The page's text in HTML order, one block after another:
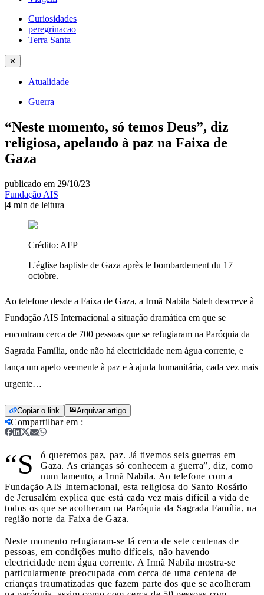
Curiosidades
peregrinacao
Terra Santa
✕
Atualidade
Guerra
“Neste momento, só temos Deus”, diz
religiosa, apelando à paz na Faixa de
Gaza
publicado em 29/10/23|
Fundação AIS
|4 min de leitura
Crédito: AFP
L'église baptiste de Gaza après le bombardement du 17
octobre.
Ao telefone desde a Faixa de Gaza, a Irmã Nabila Saleh descreve à
Fundação AIS Internacional a situação dramática em que se
encontram cerca de 700 pessoas que se refugiaram na Paróquia da
Sagrada Família, onde não há electricidade nem água corrente, e
lança um apelo veemente à paz e à ajuda humanitária, cada vez mais
urgente…
Copiar o link Arquivar artigo
Compartilhar em :
“S
ó queremos paz, paz. Já tivemos seis guerras em
Gaza. As crianças só conhecem a guerra”, diz, como
num lamento, a Irmã Nabila. Ao telefone com a
Fundação AIS Internacional, esta religiosa do Santo Rosário
de Jerusalém explica que está cada vez mais difícil a vida de
todos os que se acolheram na Paróquia da Sagrada Família, na
região norte da Faixa de Gaza.
Neste momento refugiaram-se lá cerca de sete centenas de
pessoas, em condições muito difíceis, não havendo
electricidade nem água corrente. A Irmã Nabila mostra-se
particularmente preocupada com cerca de uma centena de
crianças traumatizadas que fazem parte dos que se acolheram